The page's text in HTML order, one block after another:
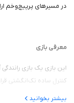
در مسیرهای پرپیچ‌وخم
معرفی بازی
این بازی یک بازی
کنترل ساده تک‌انگشتی
بیشتر بخوانید